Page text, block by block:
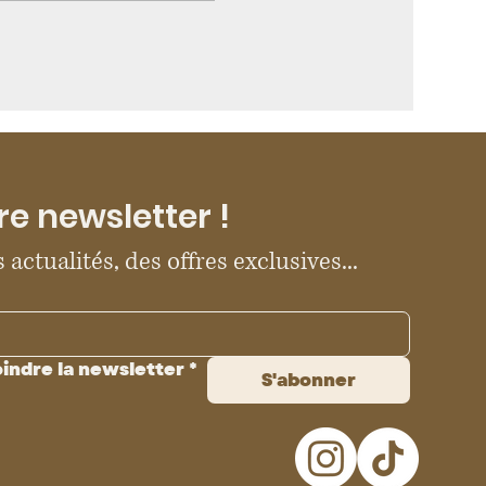
newsletter !
des offres exclusives...
la newsletter * S'abonner